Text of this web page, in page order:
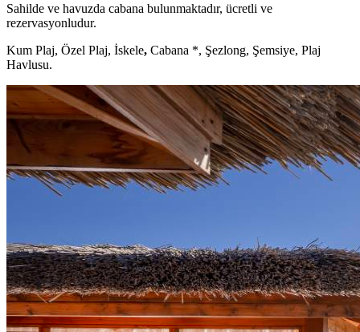
Sahilde ve havuzda cabana bulunmaktadır, ücretli ve
rezervasyonludur.
Kum Plaj, Özel Plaj, İskele, Cabana *, Şezlong, Şemsiye, Plaj
Havlusu.